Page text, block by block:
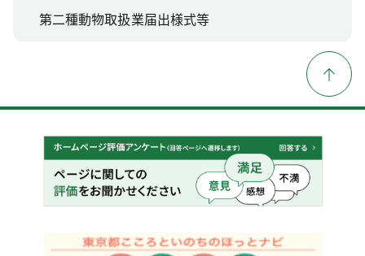
第二種動物取扱業届出様式等